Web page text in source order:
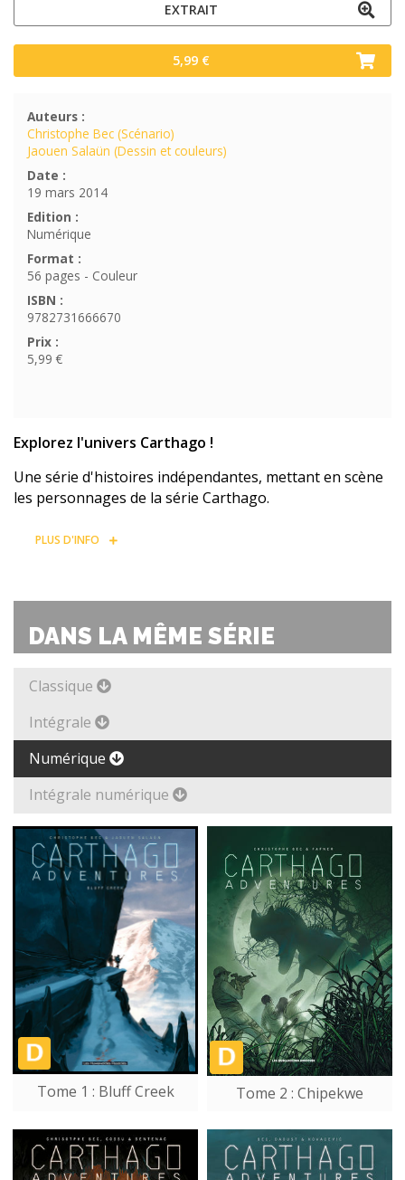
EXTRAIT
5,99 €
Auteurs :
Christophe Bec (Scénario)
Jaouen Salaün (Dessin et couleurs)
Date :
19 mars 2014
Edition :
Numérique
Format :
56 pages - Couleur
ISBN :
9782731666670
Prix :
5,99 €
Explorez l'univers Carthago !
Une série d'histoires indépendantes, mettant en scène
les personnages de la série Carthago.
PLUS D'INFO
DANS LA MÊME SÉRIE
Classique
Intégrale
Numérique
Intégrale numérique
Tome 1 : Bluff Creek Tome 2 : Chipekwe